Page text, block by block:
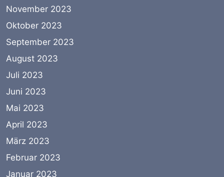
November 2023
Oktober 2023
September 2023
August 2023
Juli 2023
Juni 2023
Mai 2023
April 2023
März 2023
Februar 2023
Januar 2023